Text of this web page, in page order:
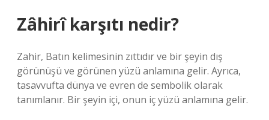
Zâhirî karşıtı nedir?
Zahir, Batın kelimesinin zıttıdır ve bir şeyin dış
görünüşü ve görünen yüzü anlamına gelir. Ayrıca,
tasavvufta dünya ve evren de sembolik olarak
tanımlanır. Bir şeyin içi, onun iç yüzü anlamına gelir.